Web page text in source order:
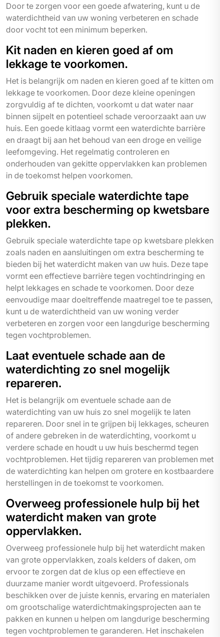
Door te zorgen voor een goede afwatering, kunt u de
waterdichtheid van uw woning verbeteren en schade
door vocht tot een minimum beperken.
Kit naden en kieren goed af om
lekkage te voorkomen.
Het is belangrijk om naden en kieren goed af te kitten om
lekkage te voorkomen. Door deze kleine openingen
zorgvuldig af te dichten, voorkomt u dat water naar
binnen sijpelt en potentieel schade veroorzaakt aan uw
huis. Een goede kitlaag vormt een waterdichte barrière
en draagt bij aan het behoud van een droge en veilige
leefomgeving. Het regelmatig controleren en
onderhouden van gekitte oppervlakken kan problemen
in de toekomst helpen voorkomen.
Gebruik speciale waterdichte tape
voor extra bescherming op kwetsbare
plekken.
Gebruik speciale waterdichte tape op kwetsbare plekken
zoals naden en aansluitingen om extra bescherming te
bieden bij het waterdicht maken van uw huis. Deze tape
vormt een effectieve barrière tegen vochtindringing en
helpt lekkages en schade te voorkomen. Door deze
eenvoudige maar doeltreffende maatregel toe te passen,
kunt u de waterdichtheid van uw woning verder
verbeteren en zorgen voor een langdurige bescherming
tegen vochtproblemen.
Laat eventuele schade aan de
waterdichting zo snel mogelijk
repareren.
Het is belangrijk om eventuele schade aan de
waterdichting van uw huis zo snel mogelijk te laten
repareren. Door snel in te grijpen bij lekkages, scheuren
of andere gebreken in de waterdichting, voorkomt u
verdere schade en houdt u uw huis beschermd tegen
vochtproblemen. Het tijdig repareren van problemen met
de waterdichting kan helpen om grotere en kostbaardere
herstellingen in de toekomst te voorkomen.
Overweeg professionele hulp bij het
waterdicht maken van grote
oppervlakken.
Overweeg professionele hulp bij het waterdicht maken
van grote oppervlakken, zoals kelders of daken, om
ervoor te zorgen dat de klus op een effectieve en
duurzame manier wordt uitgevoerd. Professionals
beschikken over de juiste kennis, ervaring en materialen
om grootschalige waterdichtmakingsprojecten aan te
pakken en kunnen u helpen om langdurige bescherming
tegen vochtproblemen te garanderen. Het inschakelen